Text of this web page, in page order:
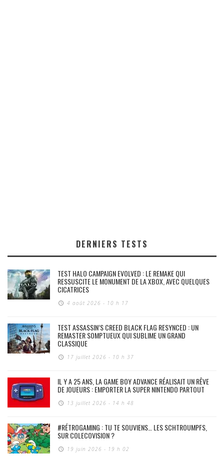
DERNIERS TESTS
TEST HALO CAMPAIGN EVOLVED : LE REMAKE QUI
RESSUSCITE LE MONUMENT DE LA XBOX, AVEC QUELQUES
CICATRICES
4 août 2026 - 10 h 17
TEST ASSASSIN’S CREED BLACK FLAG RESYNCED : UN
REMASTER SOMPTUEUX QUI SUBLIME UN GRAND
CLASSIQUE
17 juillet 2026 - 10 h 37
IL Y A 25 ANS, LA GAME BOY ADVANCE RÉALISAIT UN RÊVE
DE JOUEURS : EMPORTER LA SUPER NINTENDO PARTOUT
13 juillet 2026 - 14 h 48
#RÉTROGAMING : TU TE SOUVIENS… LES SCHTROUMPFS,
SUR COLECOVISION ?
19 juin 2026 - 19 h 02